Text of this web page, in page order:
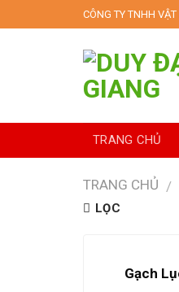
to
CÔNG TY TNHH
TRANG CHỦ
TRANG CHỦ /
LỌC
Gạch